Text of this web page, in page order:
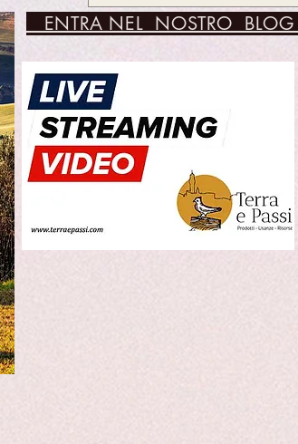
ENTRA NEL NOSTRO BLOG